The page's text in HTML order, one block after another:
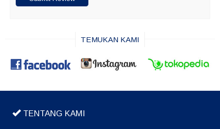
TEMUKAN KAMI
TENTANG KAMI